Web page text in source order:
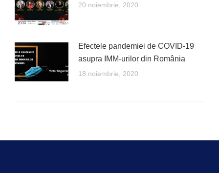
20 noiembrie, 2020
Efectele pandemiei de COVID-19
asupra IMM-urilor din România
18 noiembrie, 2020